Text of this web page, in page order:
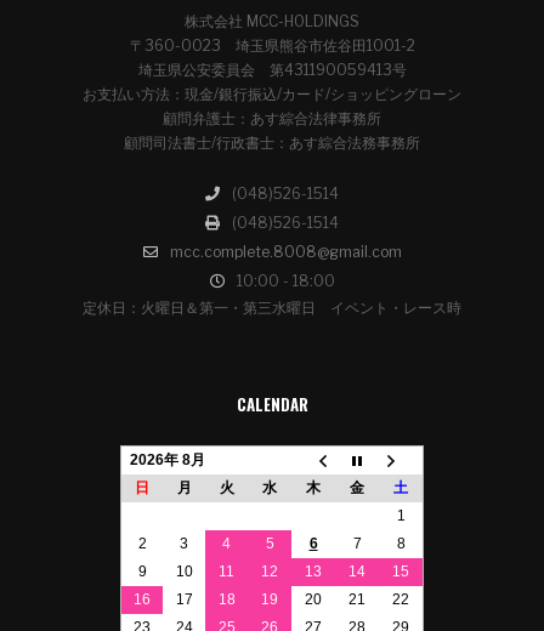
株式会社 MCC-HOLDINGS
〒360-0023 埼玉県熊谷市佐谷田1001-2
埼玉県公安委員会 第431190059413号
お支払い方法：現金/銀行振込/カード/ショッピングローン
顧問弁護士：あす綜合法律事務所
顧問司法書士/行政書士：あす綜合法務事務所
(048)526-1514
(048)526-1514
mcc.complete.8008@gmail.com
10:00 - 18:00
定休日：火曜日＆第一・第三水曜日 イベント・レース時
CALENDAR
2026年 8月
日
月 火 水 木 金
土
1
2
3 4 5 6 7
8
9
10 11 12 13 14
15
16
17 18 19 20 21
22
23
24 25 26 27 28 29